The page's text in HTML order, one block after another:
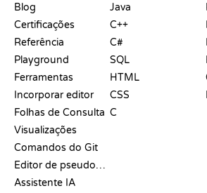
Blog
Certificações
Referência
Playground
Ferramentas
Incorporar editor
Folhas de Consulta
Visualizações
Comandos do Git
Editor de pseudocódigo
Assistente IA
Java
C++
C#
SQL
HTML
CSS
C